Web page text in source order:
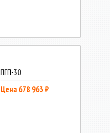
ПГП-30
Цена 678 963 ₽